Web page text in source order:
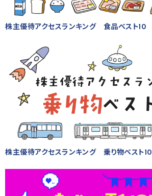
株主優待アクセスランキング 食品ベスト10
株主優待アクセスランキング 乗り物ベスト10